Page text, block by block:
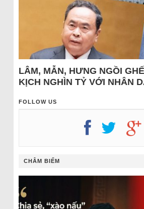
LÂM, MẪN, HƯNG NGỒI
KỊCH NGHÌN TỶ VỚI NHÂN
FOLLOW US
CHÂM BIẾM